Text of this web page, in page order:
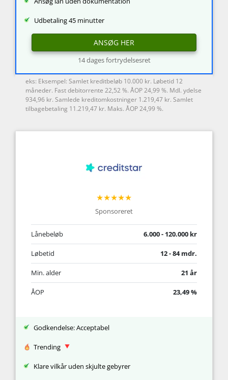
Udbetaling 45 minutter
ANSØG HER
14 dages fortrydelsesret
eks: Eksempel: Samlet kreditbeløb 10.000 kr. Løbetid 12
måneder. Fast debitorrente 22,52 %. ÅOP 24,99 %. Mdl. ydelse
934,96 kr. Samlede kreditomkostninger 1.219,47 kr. Samlet
tilbagebetaling 11.219,47 kr. Maks. ÅOP 24,99 %.
★★★★★
Sponsoreret
Lånebeløb 6.000 - 120.000 kr
Løbetid 12 - 84 mdr.
Min. alder 21 år
ÅOP 23,49 %
Godkendelse: Acceptabel
Trending
Klare vilkår uden skjulte gebyrer